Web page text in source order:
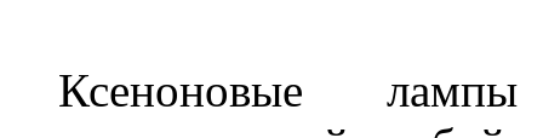
Ксеноновые